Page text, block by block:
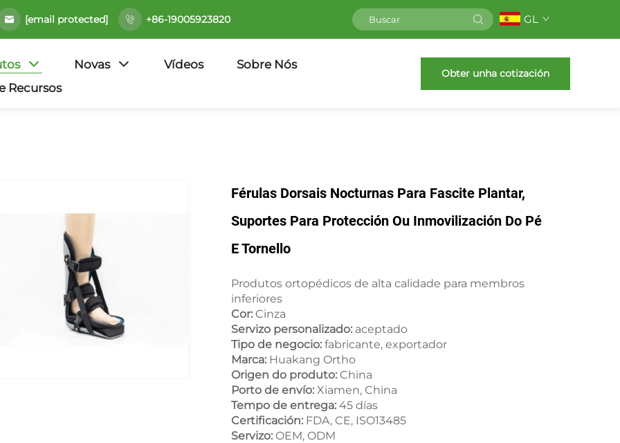
[email protected] +86-19005923820 GL
Novas Vídeos
Sobre Nós
Recursos
Obter unha cotización
Férulas Dorsais Nocturnas Para Fascite Plantar,
Suportes Para Protección Ou Inmovilización Do Pé
E Tornello
Produtos ortopédicos de alta calidade para membros
inferiores
Cor: Cinza
Servizo personalizado: aceptado
Tipo de negocio: fabricante, exportador
Marca: Huakang Ortho
Origen do produto: China
Porto de envío: Xiamen, China
Tempo de entrega: 45 días
Certificación: FDA, CE, ISO13485
Servizo: OEM, ODM